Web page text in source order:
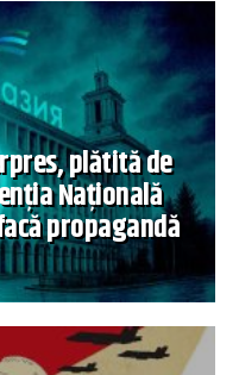
plătită de
Națională
propagandă